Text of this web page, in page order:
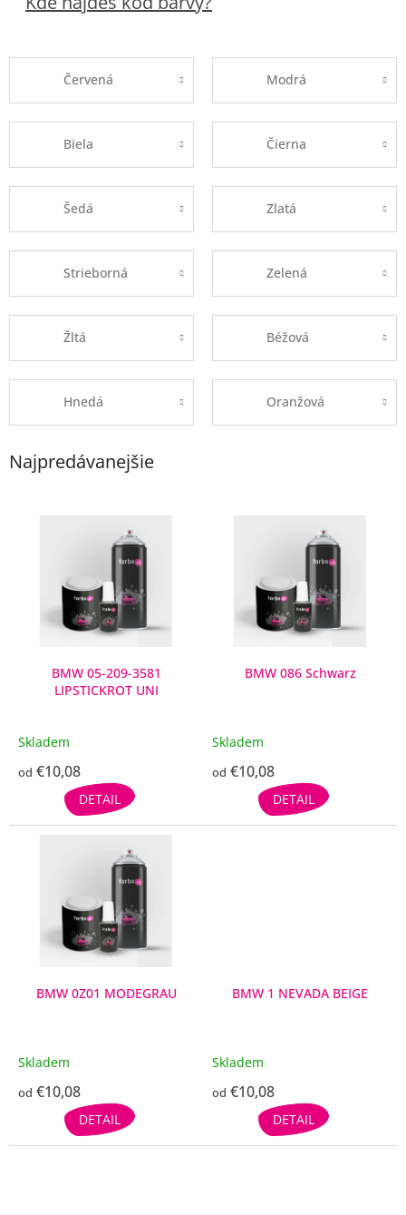
Červená Modrá
Biela Čierna
Šedá Zlatá
Strieborná Zelená
Žltá Béžová
Hnedá Oranžová
Najpredávanejšie
o
BMW 05-209-3581
LIPSTICKROT UNI
Skladem
od €10,08
DETAIL
BMW 086 Schwarz
Skladem
od €10,08
DETAIL
BMW 0Z01 MODEGRAU
Skladem
od €10,08
DETAIL
BMW 1 NEVADA BEIGE
Skladem
od €10,08
DETAIL